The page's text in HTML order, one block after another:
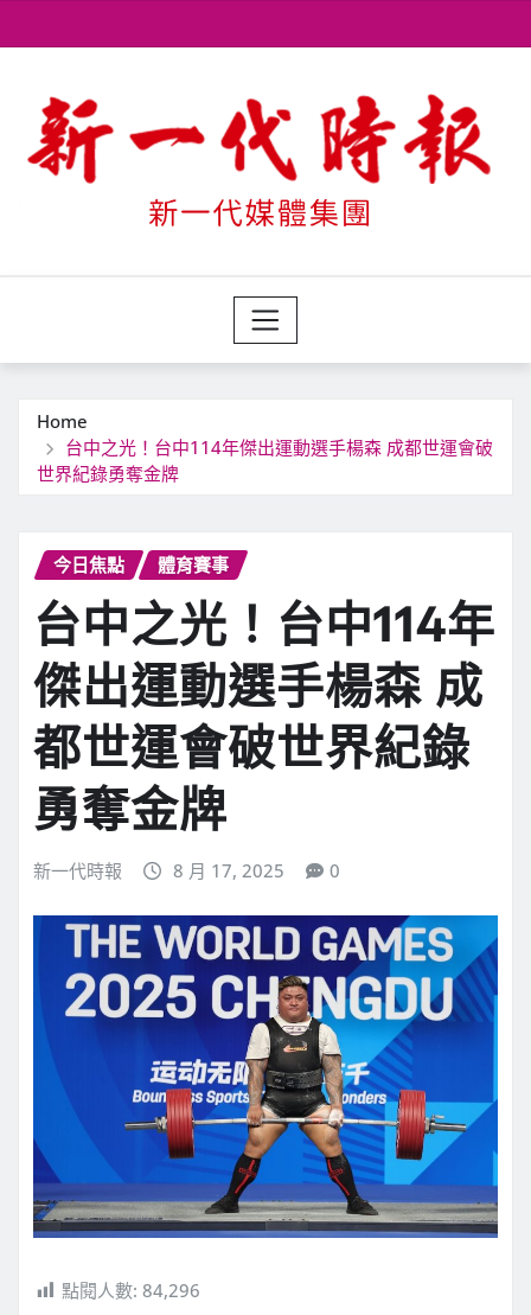
to
Home
台中之光！台中114年傑出運動選手楊森 成都世運會破
世界紀錄勇奪金牌
今日焦點 體育賽事
台中之光！台中114年
傑出運動選手楊森 成
都世運會破世界紀錄
勇奪金牌
新一代時報 8 月 17, 2025 0
點閱人數: 84,296